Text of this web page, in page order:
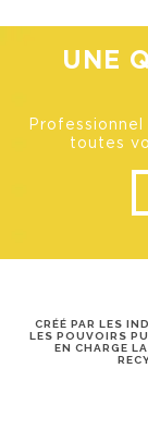
UNE
toutes
CRÉÉ PAR LES
LES POUVOIRS
EN CHARGE